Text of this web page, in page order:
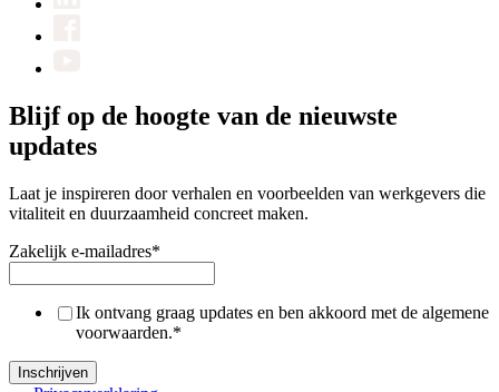
Blijf op de hoogte van de nieuwste
updates
Laat je inspireren door verhalen en voorbeelden van werkgevers die
vitaliteit en duurzaamheid concreet maken.
Zakelijk e-mailadres*
Ik ontvang graag updates en ben akkoord met de algemene
voorwaarden.*